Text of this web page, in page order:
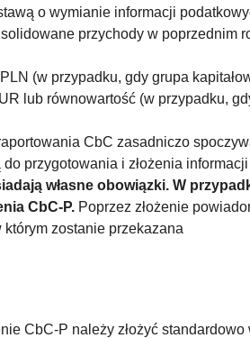
o wymianie informacji
przychody w poprzednim
(w przypadku, gdy grupa
lub równowartość (w przypadku,
CbC zasadniczo
przygotowania i złożenia
własne obowiązki. W
CbC-P. Poprzez złożenie
którym zostanie przekazana
CbC-P należy złożyć standardowo